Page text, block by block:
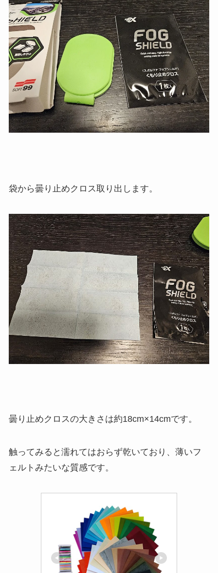
袋から曇り止めクロス取り出します。
曇り止めクロスの大きさは約18cm×14cmです。
触ってみると濡れてはおらず乾いており、薄いフ
ェルトみたいな質感です。